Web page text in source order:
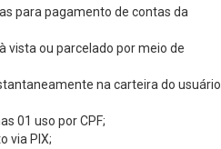
para pagamento de contas da
vista ou parcelado por meio de
na carteira do usuário
01 uso por CPF;
via PIX;